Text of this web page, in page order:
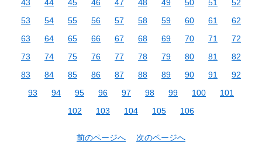
43
44 45 46 47 48 49 50 51
52
53
54 55 56 57 58 59 60 61
62
63
64 65 66 67 68 69 70 71
72
73
74 75 76 77 78 79 80 81
82
83
84 85 86 87 88 89 90 91
92
93
94 95 96 97 98 99 100
101
102
103 104 105 106
前のページへ 次のページへ